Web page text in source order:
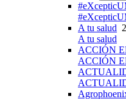
A tu salud 2
A tu salud
ACCIÓN
ACCIÓN